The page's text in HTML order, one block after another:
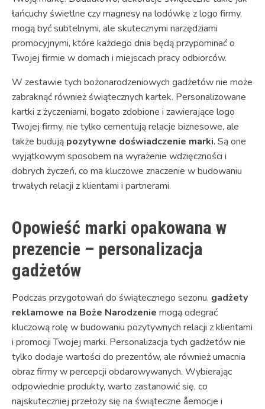
łańcuchy świetlne czy magnesy na lodówkę z logo firmy,
mogą być subtelnymi, ale skutecznymi narzędziami
promocyjnymi, które każdego dnia będą przypominać o
Twojej firmie w domach i miejscach pracy odbiorców.
W zestawie tych bożonarodzeniowych gadżetów nie może
zabraknąć również świątecznych kartek. Personalizowane
kartki z życzeniami, bogato zdobione i zawierające logo
Twojej firmy, nie tylko cementują relacje biznesowe, ale
także budują pozytywne doświadczenie marki. Są one
wyjątkowym sposobem na wyrażenie wdzięczności i
dobrych życzeń, co ma kluczowe znaczenie w budowaniu
trwałych relacji z klientami i partnerami.
Opowieść marki opakowana w
prezencie – personalizacja
gadżetów
Podczas przygotowań do świątecznego sezonu, gadżety
reklamowe na Boże Narodzenie mogą odegrać
kluczową rolę w budowaniu pozytywnych relacji z klientami
i promocji Twojej marki. Personalizacja tych gadżetów nie
tylko dodaje wartości do prezentów, ale również umacnia
obraz firmy w percepcji obdarowywanych. Wybierając
odpowiednie produkty, warto zastanowić się, co
najskuteczniej przełoży się na świąteczne åemocje i